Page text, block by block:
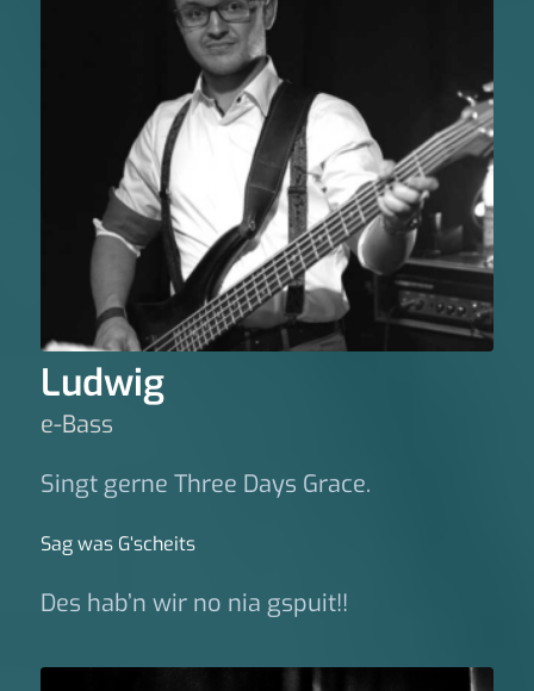
Ludwig
e-Bass
Singt gerne Three Days Grace.
Sag was G‘scheits
Des hab’n wir no nia gspuit!!